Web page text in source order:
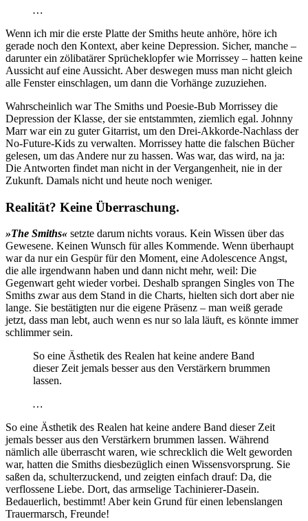
…
Wenn ich mir die erste Platte der Smiths heute anhöre, höre ich
gerade noch den Kontext, aber keine Depression. Sicher, manche –
darunter ein zölibatärer Sprücheklopfer wie Morrissey – hatten keine
Aussicht auf eine Aussicht. Aber deswegen muss man nicht gleich
alle Fenster einschlagen, um dann die Vorhänge zuzuziehen.
Wahrscheinlich war The Smiths und Poesie-Bub Morrissey die
Depression der Klasse, der sie entstammten, ziemlich egal. Johnny
Marr war ein zu guter Gitarrist, um den Drei-Akkorde-Nachlass der
No-Future-Kids zu verwalten. Morrissey hatte die falschen Bücher
gelesen, um das Andere nur zu hassen. Was war, das wird, na ja:
Die Antworten findet man nicht in der Vergangenheit, nie in der
Zukunft. Damals nicht und heute noch weniger.
Realität? Keine Überraschung.
»The Smiths« setzte darum nichts voraus. Kein Wissen über das
Gewesene. Keinen Wunsch für alles Kommende. Wenn überhaupt
war da nur ein Gespür für den Moment, eine Adolescence Angst,
die alle irgendwann haben und dann nicht mehr, weil: Die
Gegenwart geht wieder vorbei. Deshalb sprangen Singles von The
Smiths zwar aus dem Stand in die Charts, hielten sich dort aber nie
lange. Sie bestätigten nur die eigene Präsenz – man weiß gerade
jetzt, dass man lebt, auch wenn es nur so lala läuft, es könnte immer
schlimmer sein.
So eine Ästhetik des Realen hat keine andere Band
dieser Zeit jemals besser aus den Verstärkern brummen
lassen.
…
So eine Ästhetik des Realen hat keine andere Band dieser Zeit
jemals besser aus den Verstärkern brummen lassen. Während
nämlich alle überrascht waren, wie schrecklich die Welt geworden
war, hatten die Smiths diesbezüglich einen Wissensvorsprung. Sie
saßen da, schulterzuckend, und zeigten einfach drauf: Da, die
verflossene Liebe. Dort, das armselige Tachinierer-Dasein.
Bedauerlich, bestimmt! Aber kein Grund für einen lebenslangen
Trauermarsch, Freunde!